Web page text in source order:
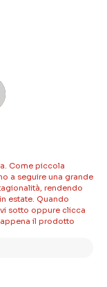
Come piccola
a seguire una grande
rendendo
estate. Quando
sotto oppure clicca
il prodotto